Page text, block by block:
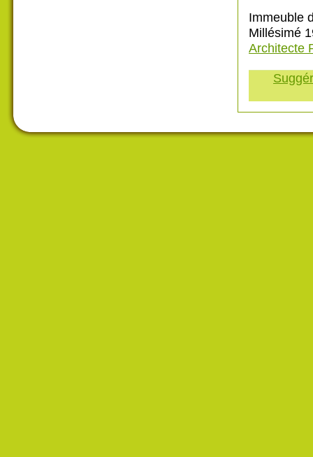
Immeuble
Millésimé
Architecte